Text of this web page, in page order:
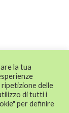
la tua
delle
di tutti i
per definire